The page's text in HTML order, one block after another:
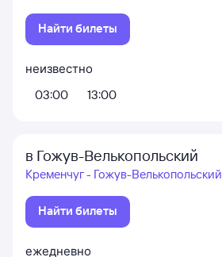
Найти билеты
неизвестно
03:00
13:00
в Гожув-Велькопольский
Кременчуг - Гожув-Велькопольский
Найти билеты
ежедневно